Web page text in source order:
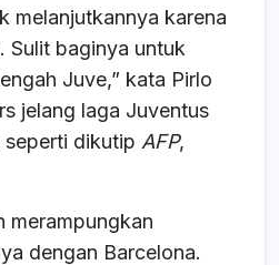
melanjutkannya karena
Sulit baginya untuk
Juve,” kata Pirlo
jelang laga Juventus
seperti dikutip AFP,
merampungkan
dengan Barcelona.